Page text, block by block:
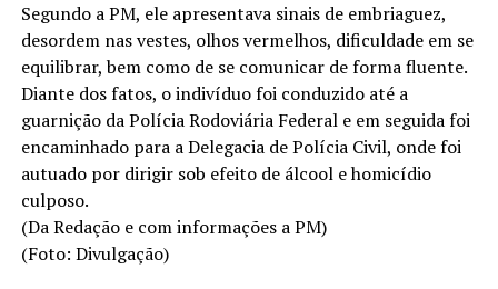
Segundo a PM, ele apresentava sinais de embriaguez,
desordem nas vestes, olhos vermelhos, dificuldade em se
equilibrar, bem como de se comunicar de forma fluente.
Diante dos fatos, o indivíduo foi conduzido até a
guarnição da Polícia Rodoviária Federal e em seguida foi
encaminhado para a Delegacia de Polícia Civil, onde foi
autuado por dirigir sob efeito de álcool e homicídio
culposo.
(Da Redação e com informações a PM)
(Foto: Divulgação)